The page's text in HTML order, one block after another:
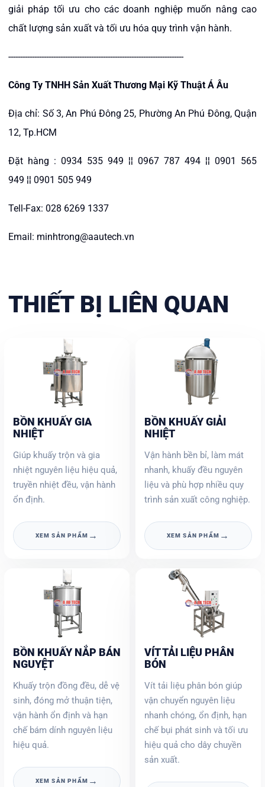
giải pháp tối ưu cho các doanh nghiệp muốn nâng cao
chất lượng sản xuất và tối ưu hóa quy trình vận hành.
--------------------------------------------------------------------------
Công Ty TNHH Sản Xuất Thương Mại Kỹ Thuật Á Âu
Địa chỉ: Số 3, An Phú Đông 25, Phường An Phú Đông, Quận
12, Tp.HCM
Đặt hàng : 0934 535 949 ¦¦ 0967 787 494 ¦¦ 0901 565
949 ¦¦ 0901 505 949
Tell-Fax: 028 6269 1337
Email: minhtrong@aautech.vn
THIẾT BỊ LIÊN QUAN
BỒN KHUẤY GIA
NHIỆT
Giúp khuấy trộn và gia
nhiệt nguyên liệu hiệu quả,
truyền nhiệt đều, vận hành
ổn định.
XEM SẢN PHẨM →
BỒN KHUẤY GIẢI
NHIỆT
Vận hành bền bỉ, làm mát
nhanh, khuấy đều nguyên
liệu và phù hợp nhiều quy
trình sản xuất công nghiệp.
XEM SẢN PHẨM →
BỒN KHUẤY NẮP BÁN
NGUYỆT
Khuấy trộn đồng đều, dễ vệ
sinh, đóng mở thuận tiện,
vận hành ổn định và hạn
chế bám dính nguyên liệu
hiệu quả.
XEM SẢN PHẨM →
VÍT TẢI LIỆU PHÂN
BÓN
Vít tải liệu phân bón giúp
vận chuyển nguyên liệu
nhanh chóng, ổn định, hạn
chế bụi phát sinh và tối ưu
hiệu quả cho dây chuyền
sản xuất.